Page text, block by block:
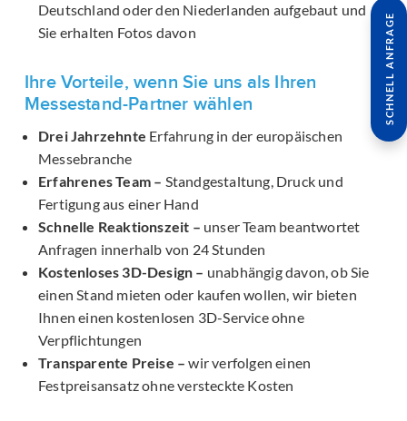
Deutschland oder den Niederlanden aufgebaut und
Sie erhalten Fotos davon
Ihre Vorteile, wenn Sie uns als Ihren
Messestand-Partner wählen
Drei Jahrzehnte Erfahrung in der europäischen
Messebranche
Erfahrenes Team – Standgestaltung, Druck und
Fertigung aus einer Hand
Schnelle Reaktionszeit – unser Team beantwortet
Anfragen innerhalb von 24 Stunden
Kostenloses 3D-Design – unabhängig davon, ob Sie
einen Stand mieten oder kaufen wollen, wir bieten
Ihnen einen kostenlosen 3D-Service ohne
Verpflichtungen
Transparente Preise – wir verfolgen einen
Festpreisansatz ohne versteckte Kosten
SCHNELL ANFRAGE